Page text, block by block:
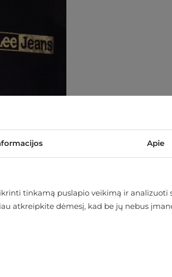
Apie
tinkamą puslapio veikimą ir analizuoti
atkreipkite dėmesį, kad be jų nebus